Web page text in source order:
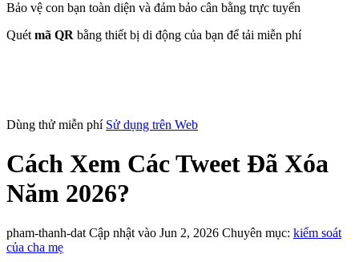
Bảo vệ con bạn toàn diện và đảm bảo cân bằng trực tuyến
Quét mã QR bằng thiết bị di động của bạn để tải miễn phí
Dùng thử miễn phí Sử dụng trên Web
Cách Xem Các Tweet Đã Xóa
Năm 2026?
pham-thanh-dat Cập nhật vào Jun 2, 2026 Chuyên mục: kiểm soát
của cha mẹ